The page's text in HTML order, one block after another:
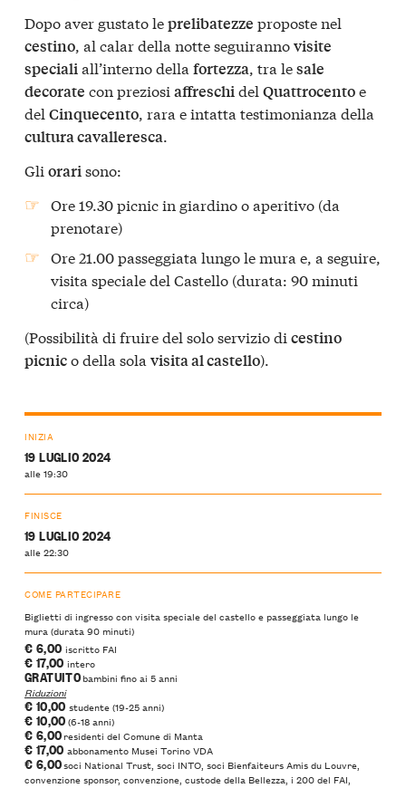
Dopo aver gustato leprelibatezze proposte nel
cestino, al calar della notte seguirannovisite
specialiall’interno della fortezza, tra lesale
decorate con preziosi affreschidel Quattrocentoe
del Cinquecento, rara e intatta testimonianza della
cultura cavalleresca.
Gli orarisono:
Ore 19.30 picnic in giardino o aperitivo (da
prenotare)
Ore 21.00 passeggiata lungo le mura e, a seguire,
visita speciale del Castello (durata: 90 minuti
circa)
(Possibilità di fruire del solo servizio di cestino
picnico della sola visita al castello).
INIZIA
19 LUGLIO 2024
alle 19:30
FINISCE
19 LUGLIO 2024
alle 22:30
COME PARTECIPARE
Biglietti di ingresso con visita speciale del castello e passeggiata lungo le
mura (durata 90 minuti)
€ 6,00 iscritto FAI
€ 17,00intero
GRATUITObambini fino ai 5 anni
Riduzioni
€ 10,00studente (19-25 anni)
€ 10,00(6-18 anni)
€ 6,00residenti del Comune di Manta
€ 17,00abbonamento Musei Torino VDA
€ 6,00soci National Trust, soci INTO, soci Bienfaiteurs Amis du Louvre,
convenzione sponsor, convenzione, custode della Bellezza, i 200 del FAI,